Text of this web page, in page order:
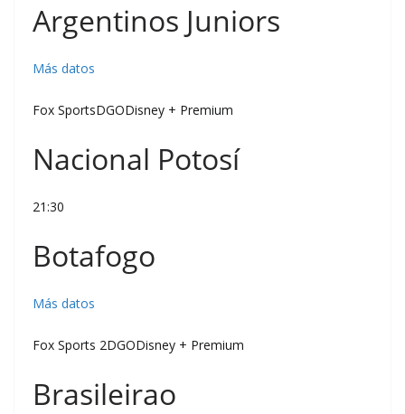
Argentinos Juniors
Más datos
Fox SportsDGODisney + Premium
Nacional Potosí
21:30
Botafogo
Más datos
Fox Sports 2DGODisney + Premium
Brasileirao